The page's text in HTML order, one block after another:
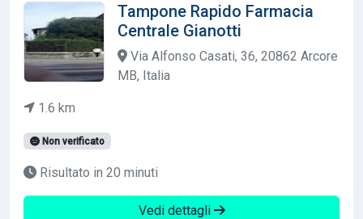
Tampone Rapido Farmacia
Centrale Gianotti
Via Alfonso Casati, 36, 20862 Arcore
MB, Italia
1.6 km
Non verificato
Risultato in 20 minuti
Vedi dettagli